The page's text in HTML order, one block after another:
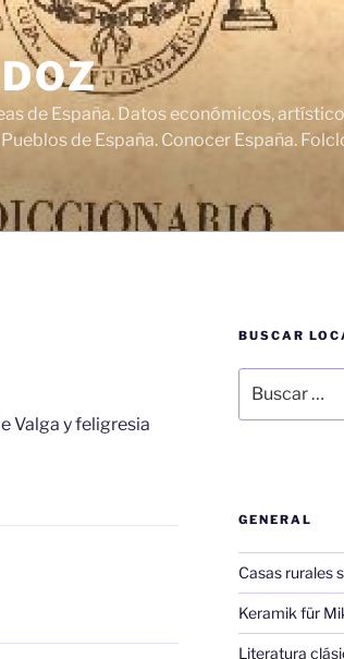
de España. Datos económicos,
de España. Conocer España.
Valga y feligresia
BUSCAR
por:
GENERAL
Casas rurales
Keramik für
Literatura